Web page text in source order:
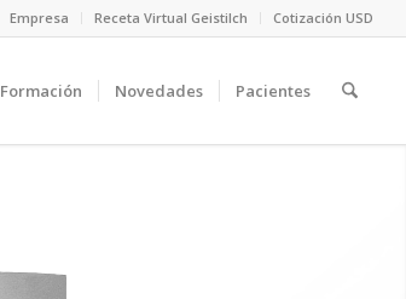
Empresa Receta Virtual Geistilch Cotización USD
Formación Novedades Pacientes